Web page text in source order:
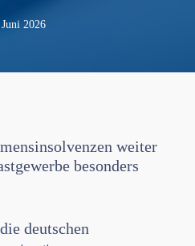
2026
weiter
besonders
deutschen